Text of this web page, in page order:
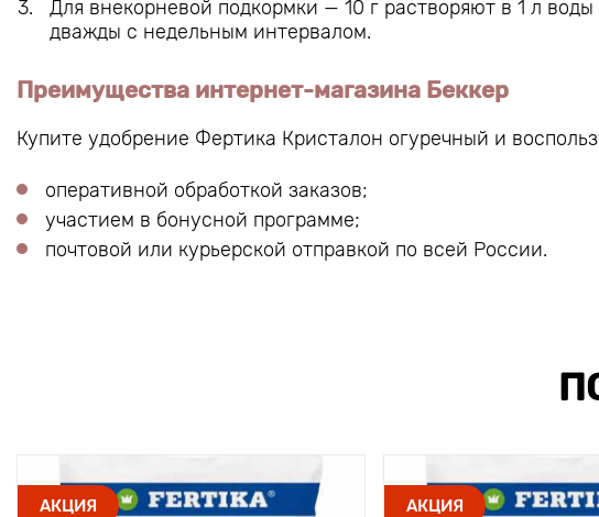
Для внекорневой подкормки — 10 г растворяют в 1 л
дважды с недельным интервалом.
Преимущества интернет-магазина Беккер
Купите удобрение Фертика Кристалон огуречный и
оперативной обработкой заказов;
участием в бонусной программе;
почтовой или курьерской отправкой по всей России.
АКЦИЯ АКЦИЯ